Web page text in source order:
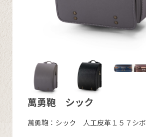
萬勇鞄 シック
萬勇鞄：シック 人工皮革１５７シボ